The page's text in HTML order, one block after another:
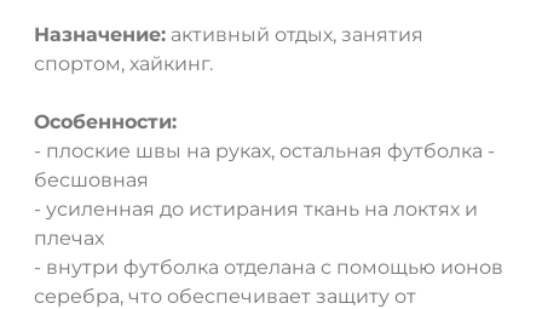
Назначение: активный отдых, занятия
спортом, хайкинг.
Особенности:
- плоские швы на руках, остальная футболка -
бесшовная
- усиленная до истирания ткань на локтях и
плечах
- внутри футболка отделана с помощью ионов
серебра, что обеспечивает защиту от